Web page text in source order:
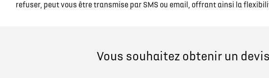
refuser, peut vous être transmise par SMS ou email, offrant ainsi la
Vous souhaitez obtenir un